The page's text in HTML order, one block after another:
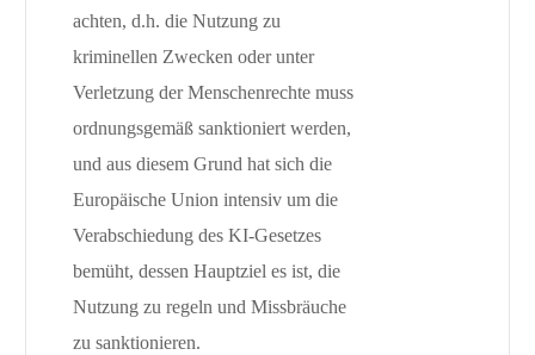
achten, d.h. die Nutzung zu
kriminellen Zwecken oder unter
Verletzung der Menschenrechte muss
ordnungsgemäß sanktioniert werden,
und aus diesem Grund hat sich die
Europäische Union intensiv um die
Verabschiedung des KI-Gesetzes
bemüht, dessen Hauptziel es ist, die
Nutzung zu regeln und Missbräuche
zu sanktionieren.